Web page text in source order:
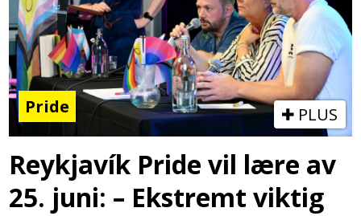
Pride PLUS
Reykjavík Pride vil lære av
25. juni: – Ekstremt viktig